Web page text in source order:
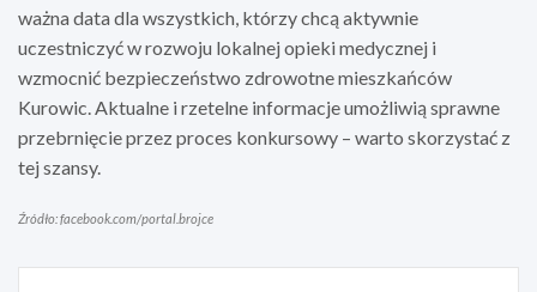
ważna data dla wszystkich, którzy chcą aktywnie
uczestniczyć w rozwoju lokalnej opieki medycznej i
wzmocnić bezpieczeństwo zdrowotne mieszkańców
Kurowic. Aktualne i rzetelne informacje umożliwią sprawne
przebrnięcie przez proces konkursowy – warto skorzystać z
tej szansy.
Źródło: facebook.com/portal.brojce